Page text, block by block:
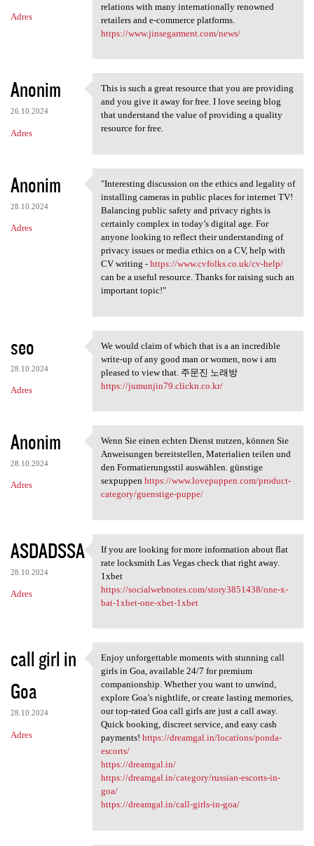
Adres
relations with many internationally renowned
retailers and e-commerce platforms.
https://www.jinsegarment.com/news/
Anonim
26.10.2024
Adres
This is such a great resource
This is such a great resource that you are providing
and you give it away for free. I love seeing blog
that understand the value of providing a quality
resource for free.
Anonim
28.10.2024
Adres
"Interesting discussion on
"Interesting discussion on the ethics and legality of
installing cameras in public places for internet TV!
Balancing public safety and privacy rights is
certainly complex in today’s digital age. For
anyone looking to reflect their understanding of
privacy issues or media ethics on a CV, help with
CV writing - https://www.cvfolks.co.uk/cv-help/
can be a useful resource. Thanks for raising such an
important topic!"
seo
28.10.2024
Adres
We would claim of which that
We would claim of which that is a an incredible
write-up of any good man or women, now i am
pleased to view that. 주문진 노래방
https://jumunjin79.clickn.co.kr/
Anonim
28.10.2024
Adres
Wenn Sie einen echten Dienst
Wenn Sie einen echten Dienst nutzen, können Sie
Anweisungen bereitstellen, Materialien teilen und
den Formatierungsstil auswählen. günstige
sexpuppen https://www.lovepuppen.com/product-
category/guenstige-puppe/
ASDADSSA
28.10.2024
Adres
If you are looking for more
If you are looking for more information about flat
rate locksmith Las Vegas check that right away.
1xbet
https://socialwebnotes.com/story3851438/one-x-
bat-1xbet-one-xbet-1xbet
call girl in
Goa
28.10.2024
Adres
Enjoy unforgettable moments
Enjoy unforgettable moments with stunning call
girls in Goa, available 24/7 for premium
companionship. Whether you want to unwind,
explore Goa’s nightlife, or create lasting memories,
our top-rated Goa call girls are just a call away.
Quick booking, discreet service, and easy cash
payments! https://dreamgal.in/locations/ponda-
escorts/
https://dreamgal.in/
https://dreamgal.in/category/russian-escorts-in-
goa/
https://dreamgal.in/call-girls-in-goa/